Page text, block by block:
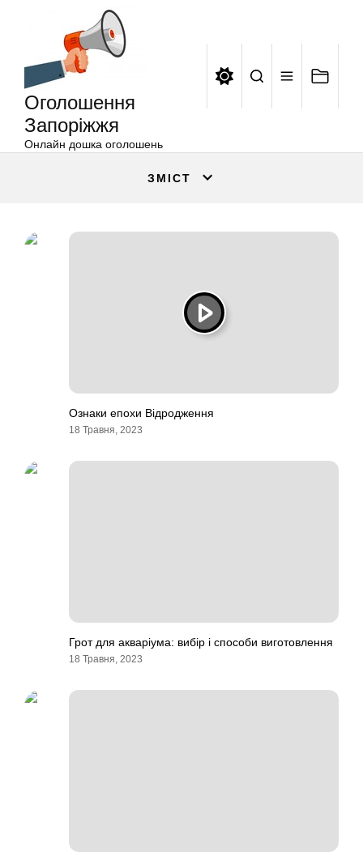
Оголошення
Запоріжжя
Онлайн дошка оголошень
ЗМІСТ
Ознаки епохи Відродження
18 Травня, 2023
Грот для акваріума: вибір і способи виготовлення
18 Травня, 2023